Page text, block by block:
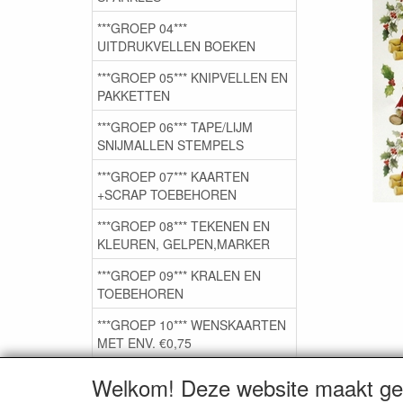
Welkom! Deze website maakt
***GROEP 04***
UITDRUKVELLEN BOEKEN
***GROEP 05*** KNIPVELLEN EN
PAKKETTEN
***GROEP 06*** TAPE/LIJM
SNIJMALLEN STEMPELS
***GROEP 07*** KAARTEN
+SCRAP TOEBEHOREN
***GROEP 08*** TEKENEN EN
KLEUREN, GELPEN,MARKER
***GROEP 09*** KRALEN EN
TOEBEHOREN
***GROEP 10*** WENSKAARTEN
MET ENV. €0,75
Service